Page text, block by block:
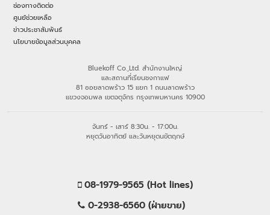
ช่องทางติดต่อ
ศูนย์ช่วยเหลือ
ข่าวประชาสัมพันธ์
นโยบายข้อมูลส่วนบุคคล
Bluekoff Co.,Ltd. สำนักงานใหญ่
และสถานที่เรียนชงกาแฟ
81 ซอยลาดพร้าว 15 แยก 1 ถนนลาดพร้าว
แขวงจอมพล เขตจตุจักร กรุงเทพมหานคร 10900
จันทร์ - เสาร์ 8:30น. - 17:00น.
หยุดวันอาทิตย์ และวันหยุดนขัตฤกษ์
08-1979-9565 (Hot lines)
0-2938-6560 (ฝ่ายขาย)